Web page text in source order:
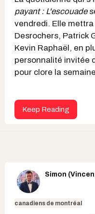
payant : L'escouade
vendredi. Elle
Desrochers, Patrick
Kevin Raphaël, en
personnalité invitée
pour clore la
Keep Reading
Simon
canadiens de montréal